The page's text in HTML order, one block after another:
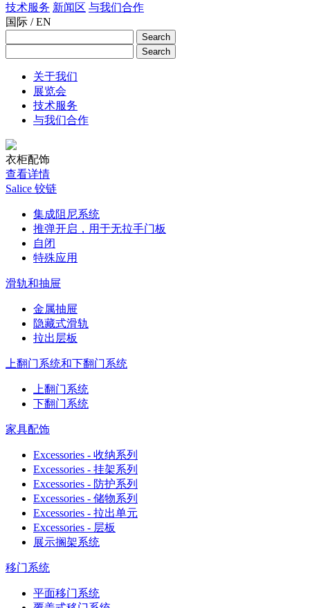
技术服务 新闻区 与我们合作
国际 / EN
关于我们
展览会
技术服务
与我们合作
衣柜配饰
查看详情
Salice 铰链
集成阻尼系统
推弹开启，用于无拉手门板
自闭
特殊应用
滑轨和抽屉
金属抽屉
隐藏式滑轨
拉出层板
上翻门系统和下翻门系统
上翻门系统
下翻门系统
家具配饰
Excessories - 收纳系列
Excessories - 挂架系列
Excessories - 防护系列
Excessories - 储物系列
Excessories - 拉出单元
Excessories - 层板
展示搁架系统
移门系统
平面移门系统